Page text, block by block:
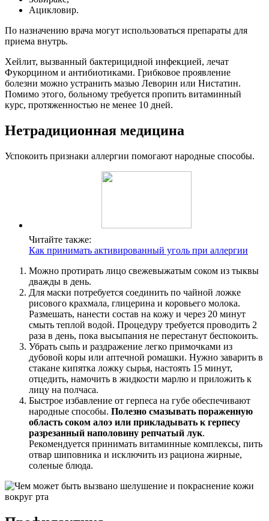
Ацикловир.
По назначению врача могут использоваться препараты для
приема внутрь.
Хейлит, вызванный бактерицидной инфекцией, лечат
Фукорцином и антибиотиками. Грибковое проявление
болезни можно устранить мазью Леворин или Нистатин.
Помимо этого, больному требуется пропить витаминный
курс, протяженностью не менее 10 дней.
Нетрадиционная медицина
Успокоить признаки аллергии помогают народные способы.
Читайте также:
Как принимать активированный уголь при аллергии
Можно протирать лицо свежевыжатым соком из тыквы
дважды в день.
Для маски потребуется соединить по чайной ложке
рисового крахмала, глицерина и коровьего молока.
Размешать, нанести состав на кожу и через 20 минут
смыть теплой водой. Процедуру требуется проводить 2
раза в день, пока высыпания не перестанут беспокоить.
Убрать сыпь и раздражение легко примочками из
дубовой коры или аптечной ромашки. Нужно заварить в
стакане кипятка ложку сырья, настоять 15 минут,
отцедить, намочить в жидкости марлю и приложить к
лицу на полчаса.
Быстрое избавление от герпеса на губе обеспечивают
народные способы. Полезно смазывать пораженную
область соком алоэ или прикладывать к герпесу
разрезанный наполовину репчатый лук.
Рекомендуется принимать витаминные комплексы, пить
отвар шиповника и исключить из рациона жирные,
соленые блюда.